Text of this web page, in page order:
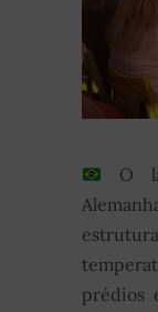
O
prédios